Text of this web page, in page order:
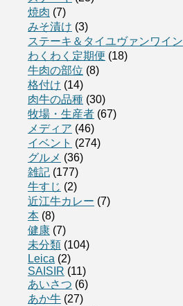
焼肉 (7)
みそ漬け (3)
ステーキ＆タイユヴァンワイン
わくわく定期便 (18)
牛肉の部位 (8)
格付け (14)
肉牛の品種 (30)
牧場・生産者 (67)
メディア (46)
イベント (274)
グルメ (36)
雑記 (177)
牛すじ (2)
近江牛カレー (7)
本 (8)
健康 (7)
未分類 (104)
Leica (2)
SAISIR (11)
あいさつ (6)
あか牛 (27)